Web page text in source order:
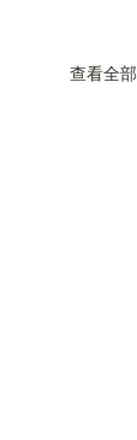
查看全部